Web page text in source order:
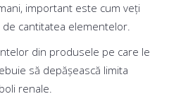
important este cum veți
cantitatea elementelor.
din produsele pe care le
să depășească limita
renale.